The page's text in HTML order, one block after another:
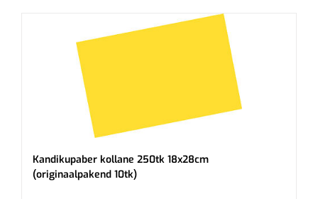
Kandikupaber kollane 250tk 18x28cm
(originaalpakend 10tk)